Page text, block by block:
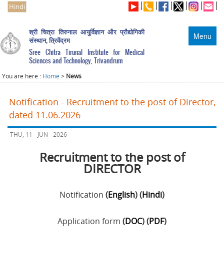
Hindi
Menu
श्री चित्रा तिरुनाल आयुर्विज्ञान और प्रौद्योगिकी
संस्थान, त्रिवेंद्रम
Sree Chitra Tirunal Institute for Medical
Sciences and Technology, Trivandrum
You are here : Home > News
Notification - Recruitment to the post of Director,
dated 11.06.2026
THU, 11 - JUN - 2026
Recruitment to the post of
DIRECTOR
Notification (English) (Hindi)
Application form (DOC) (PDF)